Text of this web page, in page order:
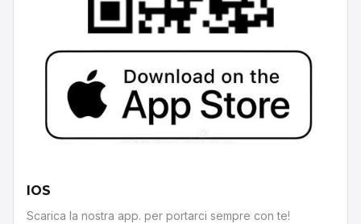
IOS
Scarica la nostra app. per portarci sempre con te!